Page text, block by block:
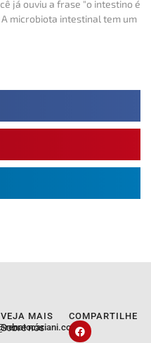
já ouviu a frase "o intestino é
microbiota intestinal tem um
VEJA MAIS
Sobre nós
COMPARTILHE